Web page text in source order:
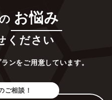
お悩み
ください
ンをご用意しています。
ご相談！